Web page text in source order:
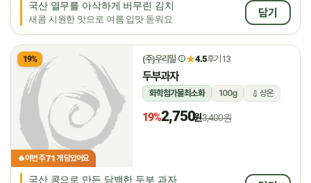
국산 열무를 아삭하게 버무린 김치
새콤 시원한 맛으로 여름 입맛 돋워요
담기
19%
🔥이번 주71개 담았어요
(주)우리밀 ★4.5후기 13
두부과자
화학첨가물최소화 100g 상온
19%2,750원3,400원
국산 콩으로 만든 담백한 두부 과자